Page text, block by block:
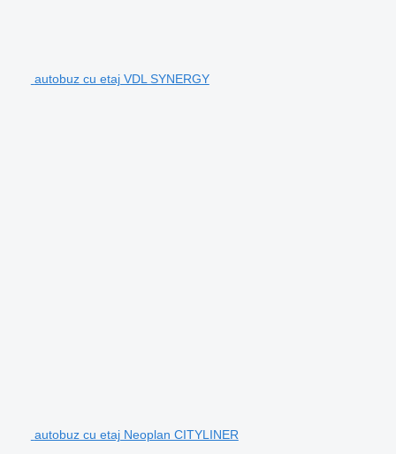
autobuz cu etaj VDL SYNERGY
autobuz cu etaj Neoplan CITYLINER